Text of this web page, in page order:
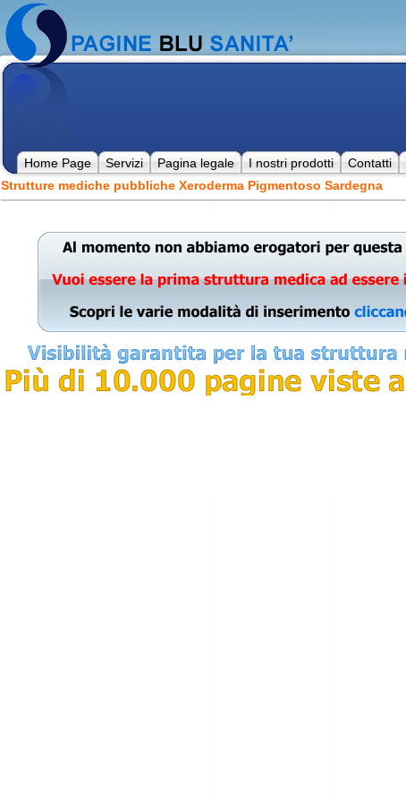
Home Page Servizi Pagina legale I nostri prodotti Contatti
Strutture mediche pubbliche Xeroderma Pigmentoso Sardegna